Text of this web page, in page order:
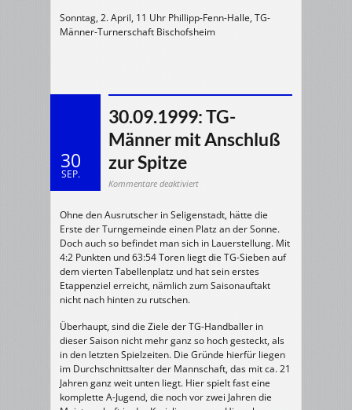
Sonntag, 2. April, 11 Uhr Phillipp-Fenn-Halle, TG-
Männer-Turnerschaft Bischofsheim
30
SEP.
30.09.1999: TG-
Männer mit Anschluß
zur Spitze
Kommentare deaktiviertfür
mit
Anschluß
zur
Spitze
Ohne den Ausrutscher in Seligenstadt, hätte die
Erste der Turngemeinde einen Platz an der Sonne.
Doch auch so befindet man sich in Lauerstellung. Mit
4:2 Punkten und 63:54 Toren liegt die TG-Sieben auf
dem vierten Tabellenplatz und hat sein erstes
Etappenziel erreicht, nämlich zum Saisonauftakt
nicht nach hinten zu rutschen.
Überhaupt, sind die Ziele der TG-Handballer in
dieser Saison nicht mehr ganz so hoch gesteckt, als
in den letzten Spielzeiten. Die Gründe hierfür liegen
im Durchschnittsalter der Mannschaft, das mit ca. 21
Jahren ganz weit unten liegt. Hier spielt fast eine
komplette A-Jugend, die noch vor zwei Jahren die